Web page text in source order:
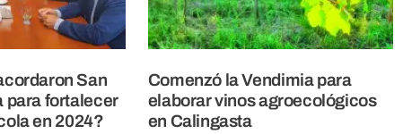
San
para fortalecer
en 2024?
Comenzó la Vendimia para
elaborar vinos agroecológicos
en Calingasta